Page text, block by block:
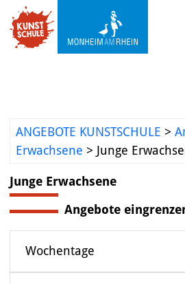
Kooperationen
Was wir sonst so machen
Städtepartnerschaft
Ataşehir
Mediathek
ANGEBOTE KUNSTSCHULE >
Erwachsene > Junge
Junge Erwachsene
Angebote
Wochentage